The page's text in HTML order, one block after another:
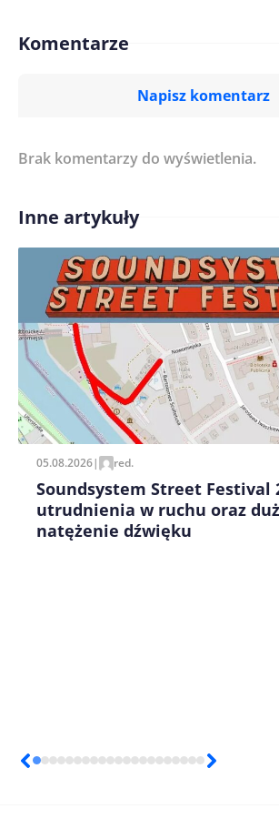
Komentarze
Napisz komentarz
Treść komentarza*
Imię/ Nick*
Zapamiętaj moje dane w tej
pisania kolejnych komentarzy.
Brak komentarzy do wyświetlenia.
Inne artykuły
05.08.2026| red.
Soundsystem Street Festival
utrudnienia w ruchu oraz
natężenie dźwięku